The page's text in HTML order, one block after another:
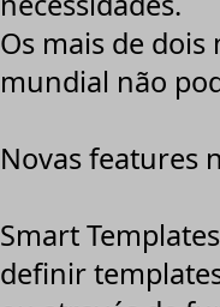
Os mais de
mundial não
Novas features
Smart
definir